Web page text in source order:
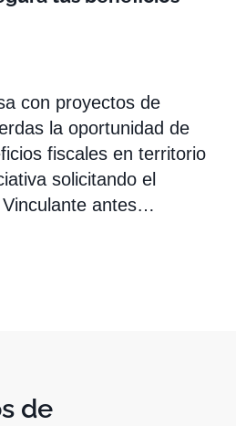
con proyectos de
la oportunidad de
fiscales en territorio
solicitando el
antes…
de